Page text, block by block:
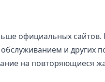
официальных сайтов.
и других
на повторяющиеся